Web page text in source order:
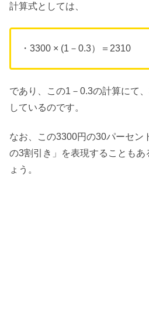
計算式としては、
・3300 × (1－0.3）＝2310
であり、この1－0.3の計算にて
しているのです。
なお、この3300円の30パーセン
の3割引き」を表現することもあ
ょう。